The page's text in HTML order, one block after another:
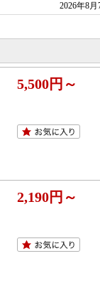
2026年8
5,500円～
2,190円～